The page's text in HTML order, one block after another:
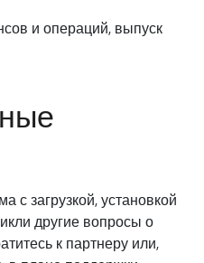
и операций, выпуск
с загрузкой, установкой
другие вопросы о
к партнеру или,